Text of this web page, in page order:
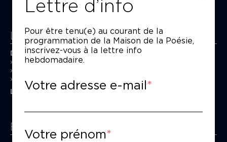
La Maison de la Poésie
Découvrir
En photos
L’équipe
Espace pro
Lettre d’info
Pour être tenu(e) au courant de la
programmation de la Maison de la Poésie,
inscrivez-vous à la lettre info
hebdomadaire.
Votre adresse e-mail
Votre prénom